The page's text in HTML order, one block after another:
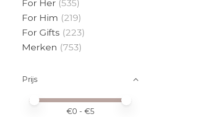
For Her (535)
For Him (219)
For Gifts (223)
Merken (753)
Prijs
Minimale prijswaarde
Price maximum value
€0 - €5